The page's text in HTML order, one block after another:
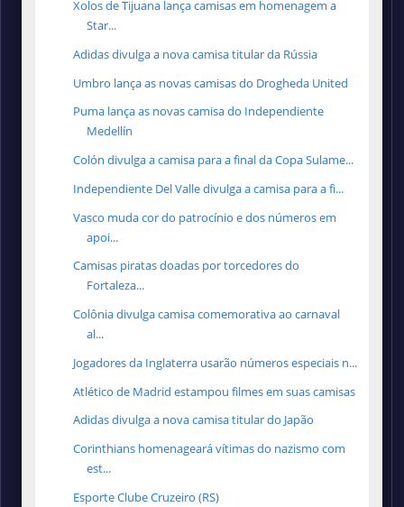
Xolos de Tijuana lança camisas em homenagem a
Star...
Adidas divulga a nova camisa titular da Rússia
Umbro lança as novas camisas do Drogheda United
Puma lança as novas camisa do Independiente
Medellín
Colón divulga a camisa para a final da Copa Sulame...
Independiente Del Valle divulga a camisa para a fi...
Vasco muda cor do patrocínio e dos números em
apoi...
Camisas piratas doadas por torcedores do
Fortaleza...
Colônia divulga camisa comemorativa ao carnaval
al...
Jogadores da Inglaterra usarão números especiais n...
Atlético de Madrid estampou filmes em suas camisas
Adidas divulga a nova camisa titular do Japão
Corinthians homenageará vítimas do nazismo com
est...
Esporte Clube Cruzeiro (RS)